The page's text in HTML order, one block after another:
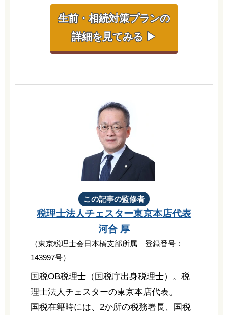
生前・相続対策プランの
詳細を見てみる ▶
この記事の監修者
税理士法人チェスター東京本店代表
河合 厚
（東京税理士会日本橋支部所属｜登録番号：
143997号）
国税OB税理士（国税庁出身税理士）。税
理士法人チェスターの東京本店代表。
国税在籍時には、2か所の税務署長、国税